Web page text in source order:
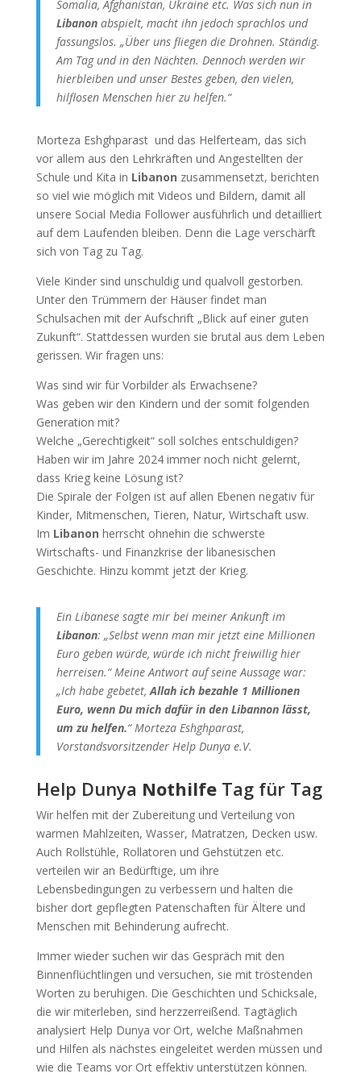
Somalia, Afghanistan, Ukraine etc. Was sich nun in
Libanonabspielt, macht ihn jedoch sprachlos und
fassungslos. „Über uns fliegen die Drohnen. Ständig.
Am Tag und in den Nächten. Dennoch werden wir
hierbleiben und unser Bestes geben, den vielen,
hilflosen Menschen hier zu helfen.“
Morteza Eshghparast und das Helferteam, das sich
vor allem aus den Lehrkräften und Angestellten der
Schule und Kita in Libanon zusammensetzt, berichten
so viel wie möglich mit Videos und Bildern, damit all
unsere Social Media Follower ausführlich und detailliert
auf dem Laufenden bleiben. Denn die Lage verschärft
sich von Tag zu Tag.
Viele Kinder sind unschuldig und qualvoll gestorben.
Unter den Trümmern der Häuser findet man
Schulsachen mit der Aufschrift „Blick auf einer guten
Zukunft“. Stattdessen wurden sie brutal aus dem Leben
gerissen. Wir fragen uns:
Was sind wir für Vorbilder als Erwachsene?
Was geben wir den Kindern und der somit folgenden
Generation mit?
Welche „Gerechtigkeit“ soll solches entschuldigen?
Haben wir im Jahre 2024 immer noch nicht gelernt,
dass Krieg keine Lösung ist?
Die Spirale der Folgen ist auf allen Ebenen negativ für
Kinder, Mitmenschen, Tieren, Natur, Wirtschaft usw.
Im Libanon herrscht ohnehin die schwerste
Wirtschafts- und Finanzkrise der libanesischen
Geschichte. Hinzu kommt jetzt der Krieg.
Ein Libanese sagte mir bei meiner Ankunft im
Libanon: „Selbst wenn man mir jetzt eine Millionen
Euro geben würde, würde ich nicht freiwillig hier
herreisen.“ Meine Antwort auf seine Aussage war:
„Ich habe gebetet, Allah ich bezahle 1 Millionen
Euro, wenn Du mich dafür in den Libannon lässt,
um zu helfen.“ Morteza Eshghparast,
Vorstandsvorsitzender Help Dunya e.V.
Help Dunya Nothilfe Tag für Tag
Wir helfen mit der Zubereitung und Verteilung von
warmen Mahlzeiten, Wasser, Matratzen, Decken usw.
Auch Rollstühle, Rollatoren und Gehstützen etc.
verteilen wir an Bedürftige, um ihre
Lebensbedingungen zu verbessern und halten die
bisher dort gepflegten Patenschaften für Ältere und
Menschen mit Behinderung aufrecht.
Immer wieder suchen wir das Gespräch mit den
Binnenflüchtlingen und versuchen, sie mit tröstenden
Worten zu beruhigen. Die Geschichten und Schicksale,
die wir miterleben, sind herzzerreißend. Tagtäglich
analysiert Help Dunya vor Ort, welche Maßnahmen
und Hilfen als nächstes eingeleitet werden müssen und
wie die Teams vor Ort effektiv unterstützen können.